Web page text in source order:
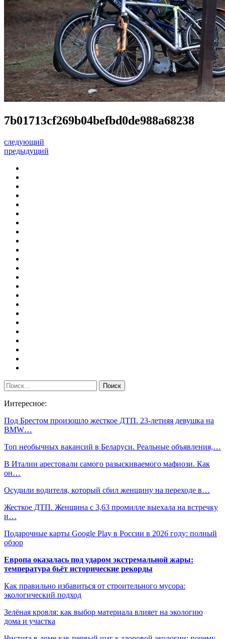
7b01713cf269b04befbd0de988a68238
следующий
предыдущий
Интересное:
Под Брестом произошло жесткое ДТП. 23-летняя девушка на
BMW…
Топ необычных вакансий в Беларуси. Реальные объявления,…
В Италии арестовали самого разыскиваемого мафиози. Как
он…
Осудили водителя, который сбил женщину на переходе в…
Жесткое ДТП. Женщина с 3,63 промилле выехала на встречку
и…
Подарочные карты Google Play в России в 2026 году: полный
обзор
Европа оказалась под ударом экстремальной жары:
температура бьёт исторические рекорды
Как правильно избавиться от строительного мусора:
экологический подход
Зелёная кровля: как выбор материала влияет на экологию
дома и участка